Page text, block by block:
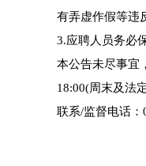
有弄虚作假等违
3.应聘人员务必
本公告未尽事宜
18:00(周末及法
联系/监督电话：